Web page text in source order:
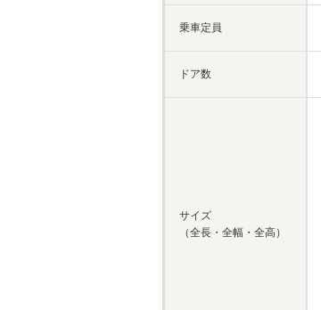
乗車定員
ドア数
サイズ
（全長・全幅・全高）